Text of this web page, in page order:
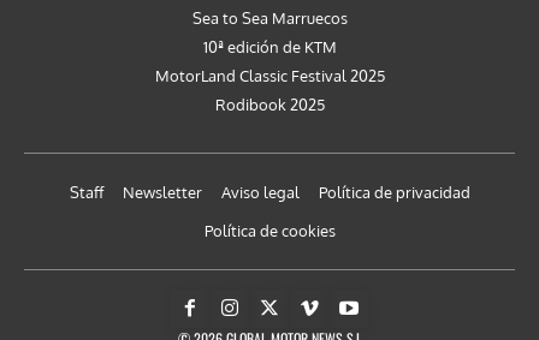
Sea to Sea Marruecos
10ª edición de KTM
MotorLand Classic Festival 2025
Rodibook 2025
Staff Newsletter Aviso legal
Política de privacidad
Política de cookies